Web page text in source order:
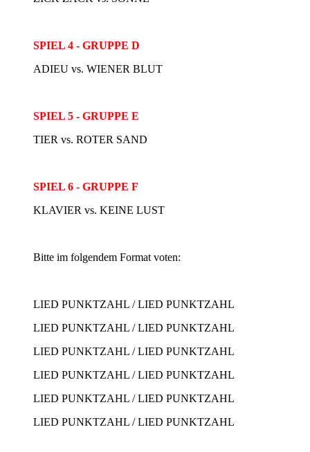
SPIEL 4 - GRUPPE D
ADIEU vs. WIENER BLUT
SPIEL 5 - GRUPPE E
TIER vs. ROTER SAND
SPIEL 6 - GRUPPE F
KLAVIER vs. KEINE LUST
Bitte im folgendem Format voten:
LIED PUNKTZAHL / LIED PUNKTZAHL
LIED PUNKTZAHL / LIED PUNKTZAHL
LIED PUNKTZAHL / LIED PUNKTZAHL
LIED PUNKTZAHL / LIED PUNKTZAHL
LIED PUNKTZAHL / LIED PUNKTZAHL
LIED PUNKTZAHL / LIED PUNKTZAHL